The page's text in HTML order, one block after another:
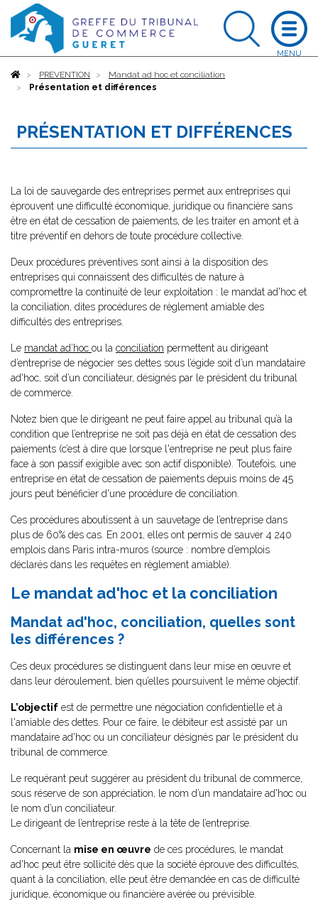
AccueilPREVENTION
Mandat ad hoc et conciliation
Présentation et différences
PRÉSENTATION ET DIFFÉRENCES
La loi de sauvegarde des entreprises permet aux entreprises qui
éprouvent une difficulté économique, juridique ou financière sans
être en état de cessation de paiements, de les traiter en amont et à
titre préventif en dehors de toute procédure collective.
Deux procédures préventives sont ainsi à la disposition des
entreprises qui connaissent des difficultés de nature à
compromettre la continuité de leur exploitation : le mandat ad'hoc et
la conciliation, dites procédures de règlement amiable des
difficultés des entreprises.
Le mandat ad’hoc ou la conciliation permettent au dirigeant
d’entreprise de négocier ses dettes sous l’égide soit d’un mandataire
ad'hoc, soit d’un conciliateur, désignés par le président du tribunal
de commerce.
Notez bien que le dirigeant ne peut faire appel au tribunal qu’à la
condition que l’entreprise ne soit pas déjà en état de cessation des
paiements (c’est à dire que lorsque l'entreprise ne peut plus faire
face à son passif exigible avec son actif disponible). Toutefois, une
entreprise en état de cessation de paiements depuis moins de 45
jours peut bénéficier d'une procédure de conciliation.
Ces procédures aboutissent à un sauvetage de l’entreprise dans
plus de 60% des cas. En 2001, elles ont permis de sauver 4 240
emplois dans Paris intra-muros (source : nombre d’emplois
déclarés dans les requêtes en règlement amiable).
Le mandat ad'hoc et la conciliation
Mandat ad'hoc, conciliation, quelles sont
les différences ?
Ces deux procédures se distinguent dans leur mise en œuvre et
dans leur déroulement, bien qu’elles poursuivent le même objectif.
L’objectif est de permettre une négociation confidentielle et à
l'amiable des dettes. Pour ce faire, le débiteur est assisté par un
mandataire ad'hoc ou un conciliateur désignés par le président du
tribunal de commerce.
Le requérant peut suggérer au président du tribunal de commerce,
sous réserve de son appréciation, le nom d’un mandataire ad'hoc ou
le nom d’un conciliateur.
Le dirigeant de l’entreprise reste à la tête de l’entreprise.
Concernant la mise en œuvre de ces procédures, le mandat
ad'hoc peut être sollicité dès que la société éprouve des difficultés,
quant à la conciliation, elle peut être demandée en cas de difficulté
juridique, économique ou financière avérée ou prévisible.